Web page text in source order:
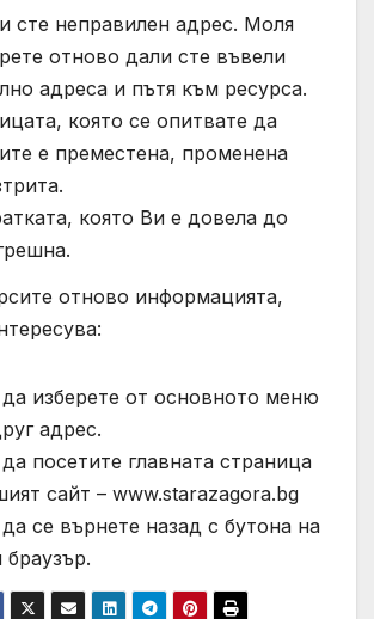
сте неправилен адрес. Моля
отново дали сте въвели
адреса и пътя към ресурса.
която се опитвате да
е преместена, променена
която Ви е довела до
отново информацията,
изберете от основното меню
адрес.
посетите главната страница
сайт – www.starazagora.bg
се върнете назад с бутона на